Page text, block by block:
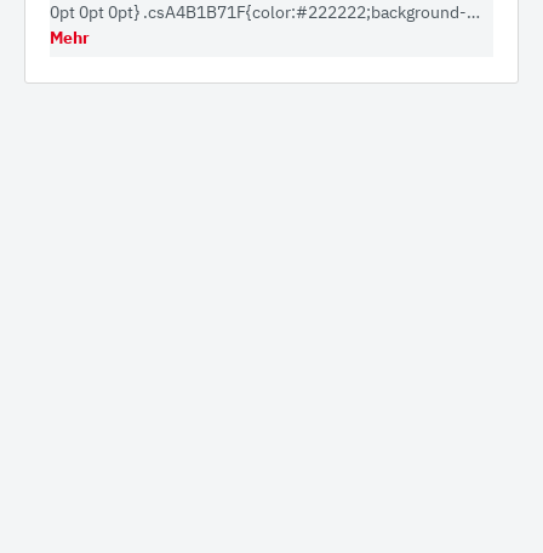
0pt 0pt 0pt} .csA4B1B71F{color:#222222;background-…
Mehr